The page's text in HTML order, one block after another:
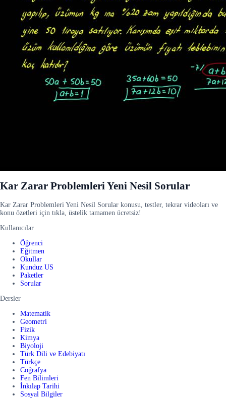
Kar Zarar Problemleri Yeni Nesil Sorular
Kar Zarar Problemleri Yeni Nesil Sorular konusu, testler, tekrar videoları ve
konu özetleri için tıkla, üstelik tamamen ücretsiz!
Kullanıcılar
Öğrenci
Eğitmen
Okullar
Kunduz US
Paketler
Sorular
Dersler
Matematik
Geometri
Fizik
Kimya
Biyoloji
Türk Dili ve Edebiyatı
Türkçe
Coğrafya
Fen Bilimleri
İnkılap Tarihi
Sosyal Bilgiler